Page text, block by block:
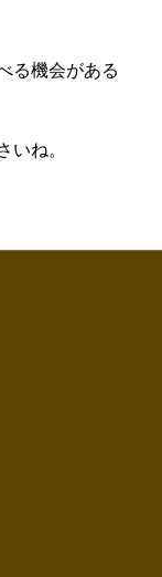
る機会がある
ね。